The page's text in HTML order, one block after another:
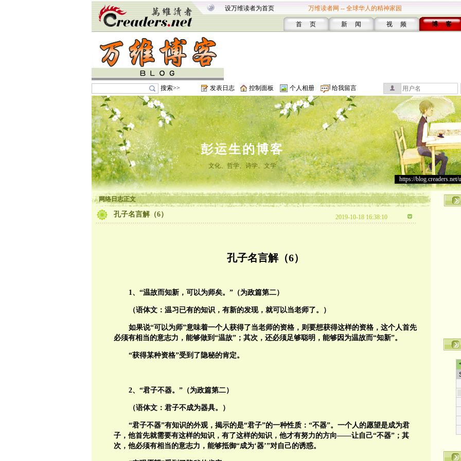
设万维读者为首页 万维读者网 -- 全球华人的精神家园
首 页 新 闻 视 频 博 客
搜索>> 发表日志 控制面板 个人相册 给我留言
彭运生的博客
文化、哲学、诗学、文学
https://blog.creaders.net/
网络日志正文
孔子名言解（6） 2019-10-18 16:38:10
孔子名言解（6）
1、“温故而知新，可以为师矣。”（为政篇第二）
（语体文：温习已有的知识，有新的发现，就可以当老师了。）
如果说“可以为师”意味着一个人获得了当老师的资格，则要想获得这样的资格，这个人首先
必须有相当的意志力，能够做到“温故”；其次，还必须足够聪明，能够因为温故而“知新”。
“获得某种资格”受到了隐秘的肯定。
2、“君子不器。”（为政篇第二）
（语体文：君子不成为器具。）
“君子不器”有知识的外观，揭示的是“君子”的一种性质：“不器”。一个人的愿望是成为君
子，他首先就需要有这样的知识，有了这样的知识，他才有努力的方向——让自己“不器”；其
次，他必须有相当的意志力，能够抵御“成为‘器’”对自己的诱惑。